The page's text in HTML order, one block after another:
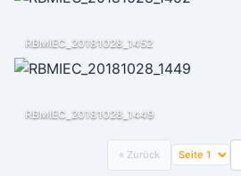
RBMIEC_20181028_1452
RBMIEC_20181028_1449
« Zurück